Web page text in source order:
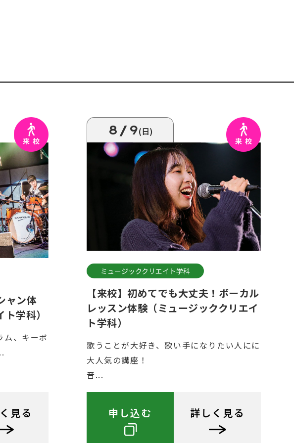
ャン体
学科）
ム、キーボ
見る
8/9(日)
ミュージッククリエイト学科
【来校】初めてでも大丈夫！ボーカル
レッスン体験（ミュージッククリエイ
ト学科）
歌うことが大好き、歌い手になりたい人にに
大人気の講座！
音...
申し込む 詳しく見る